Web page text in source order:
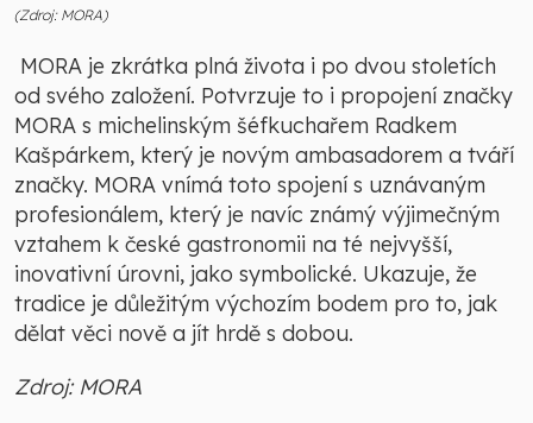
(Zdroj: MORA)
MORA je zkrátka plná života i po dvou stoletích
od svého založení. Potvrzuje to i propojení značky
MORA s michelinským šéfkuchařem Radkem
Kašpárkem, který je novým ambasadorem a tváří
značky. MORA vnímá toto spojení s uznávaným
profesionálem, který je navíc známý výjimečným
vztahem k české gastronomii na té nejvyšší,
inovativní úrovni, jako symbolické. Ukazuje, že
tradice je důležitým výchozím bodem pro to, jak
dělat věci nově a jít hrdě s dobou.
Zdroj: MORA